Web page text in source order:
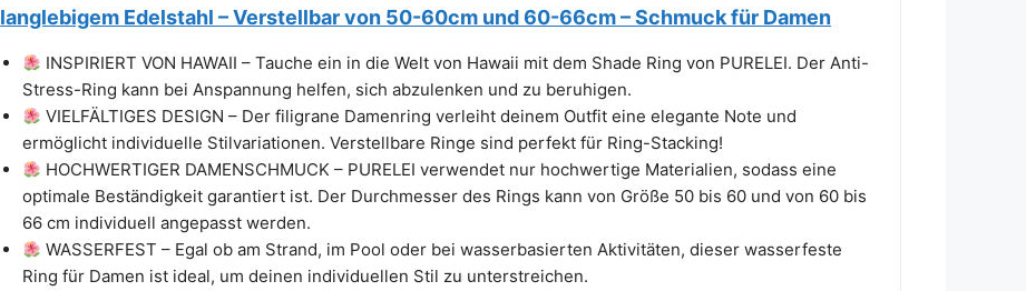
langlebigem Edelstahl – Verstellbar von 50-60cm und 60-66cm – Schmuck für Damen
INSPIRIERT VON HAWAII – Tauche ein in die Welt von Hawaii mit dem Shade Ring von PURELEI. Der Anti-
Stress-Ring kann bei Anspannung helfen, sich abzulenken und zu beruhigen.
VIELFÄLTIGES DESIGN – Der filigrane Damenring verleiht deinem Outfit eine elegante Note und
ermöglicht individuelle Stilvariationen. Verstellbare Ringe sind perfekt für Ring-Stacking!
HOCHWERTIGER DAMENSCHMUCK – PURELEI verwendet nur hochwertige Materialien, sodass eine
optimale Beständigkeit garantiert ist. Der Durchmesser des Rings kann von Größe 50 bis 60 und von 60 bis
66 cm individuell angepasst werden.
WASSERFEST – Egal ob am Strand, im Pool oder bei wasserbasierten Aktivitäten, dieser wasserfeste
Ring für Damen ist ideal, um deinen individuellen Stil zu unterstreichen.